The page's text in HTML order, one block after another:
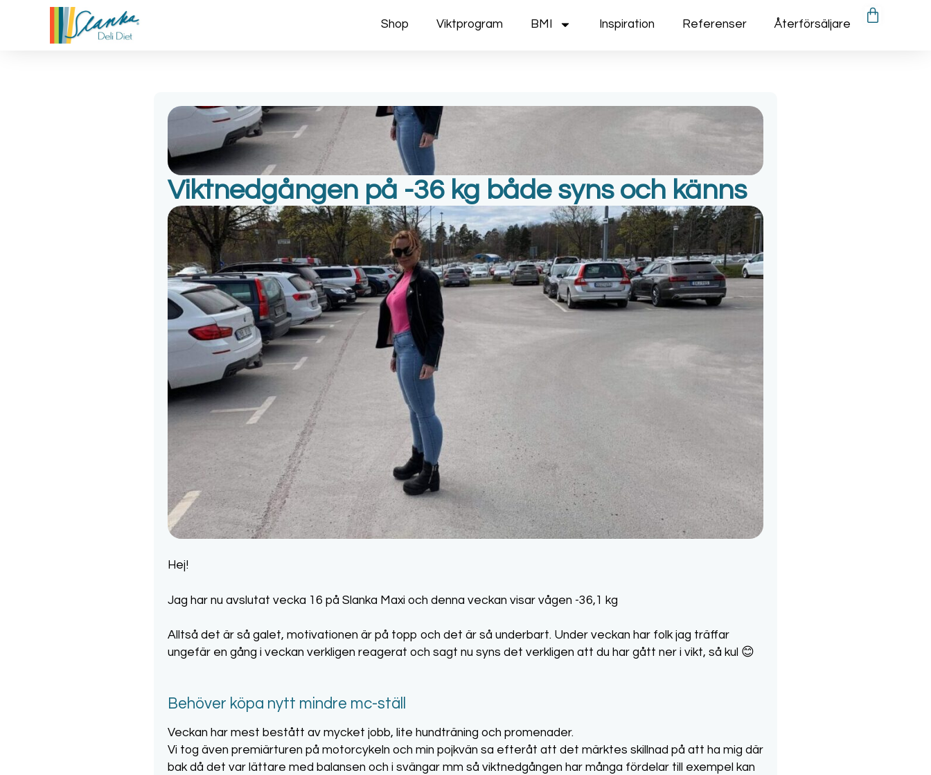
Shop Viktprogram BMI Inspiration Referenser Återförsäljare
Viktnedgången på -36 kg både syns och känns
Hej!
Jag har nu avslutat vecka 16 på Slanka Maxi och denna veckan visar vågen -36,1 kg
Alltså det är så galet, motivationen är på topp och det är så underbart. Under veckan har folk jag träffar
ungefär en gång i veckan verkligen reagerat och sagt nu syns det verkligen att du har gått ner i vikt, så kul 😊
Behöver köpa nytt mindre mc-ställ
Veckan har mest bestått av mycket jobb, lite hundträning och promenader.
Vi tog även premiärturen på motorcykeln och min pojkvän sa efteråt att det märktes skillnad på att ha mig där
bak då det var lättare med balansen och i svängar mm så viktnedgången har många fördelar till exempel kan